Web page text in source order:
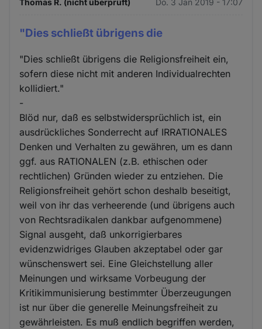
"Dies schließt übrigens die
"Dies schließt übrigens die Religionsfreiheit ein,
sofern diese nicht mit anderen Individualrechten
kollidiert."
-
Blöd nur, daß es selbstwidersprüchlich ist, ein
ausdrückliches Sonderrecht auf IRRATIONALES
Denken und Verhalten zu gewähren, um es dann
ggf. aus RATIONALEN (z.B. ethischen oder
rechtlichen) Gründen wieder zu entziehen. Die
Religionsfreiheit gehört schon deshalb beseitigt,
weil von ihr das verheerende (und übrigens auch
von Rechtsradikalen dankbar aufgenommene)
Signal ausgeht, daß unkorrigierbares
evidenzwidriges Glauben akzeptabel oder gar
wünschenswert sei. Eine Gleichstellung aller
Meinungen und wirksame Vorbeugung der
Kritikimmunisierung bestimmter Überzeugungen
ist nur über die generelle Meinungsfreiheit zu
gewährleisten. Es muß endlich begriffen werden,